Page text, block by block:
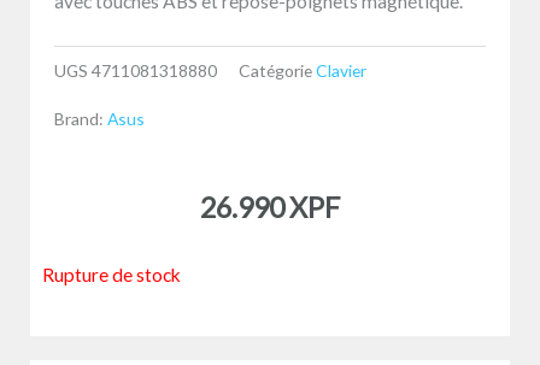
UGS 4711081318880 CatégorieClavier
Brand: Asus
26.990XPF
Rupture de stock